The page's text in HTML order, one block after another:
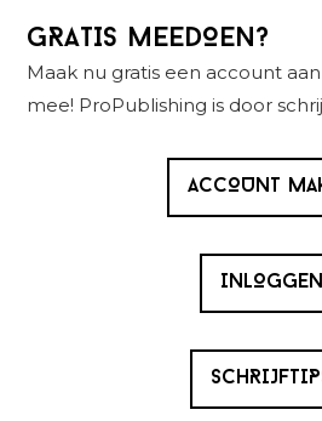
Primaire
Sidebar
GRATIS MEEDOEN?
Maak nu gratis een account
mee! ProPublishing is door
ACCOUNT
INLOGGEN